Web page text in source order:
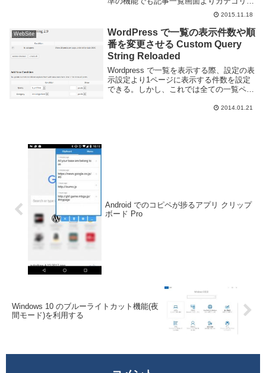
を一括で追加する事はできる。ところが、
この一括更新、カテゴリーを追加する事は
できるが削除したり付け替える事はできな
い...
2015.11.18
WebSite
WordPress で一覧の表示件数や順
番を変更させる Custom Query
String Reloaded
Wordpress で一覧を表示する際、設定の表
示設定より1ページに表示する件数を設定
できる。しかし、これでは全ての一覧ペー
等)の件数がこの値で設定されてしまい、
2014.01.21
Android でのコピペが捗るアプリ クリップ
ボード Pro
Windows 10 のブルーライトカット機能(夜
間モード)を利用する